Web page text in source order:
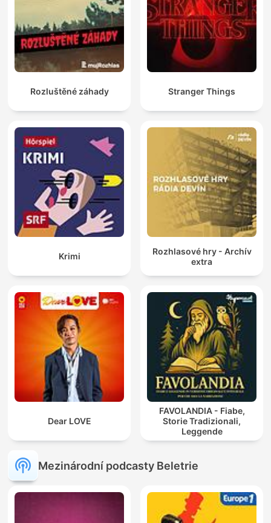
Rozluštěné záhady Stranger Things
Krimi
Rozhlasové hry - Archív
extra
Dear LOVE
FAVOLANDIA - Fiabe,
Storie Tradizionali,
Leggende
Mezinárodní podcasty Beletrie